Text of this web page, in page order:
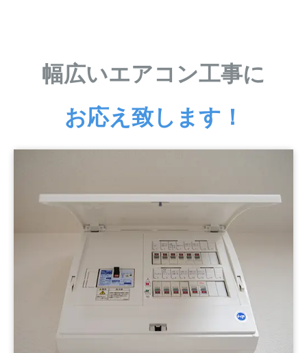
幅広いエアコン工事に
お応え致します！